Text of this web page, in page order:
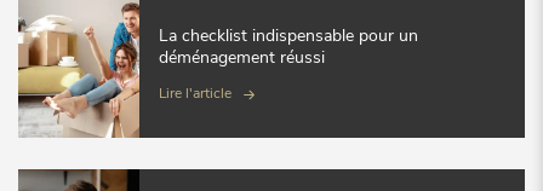
La checklist indispensable pour un
déménagement réussi
Lire l'article